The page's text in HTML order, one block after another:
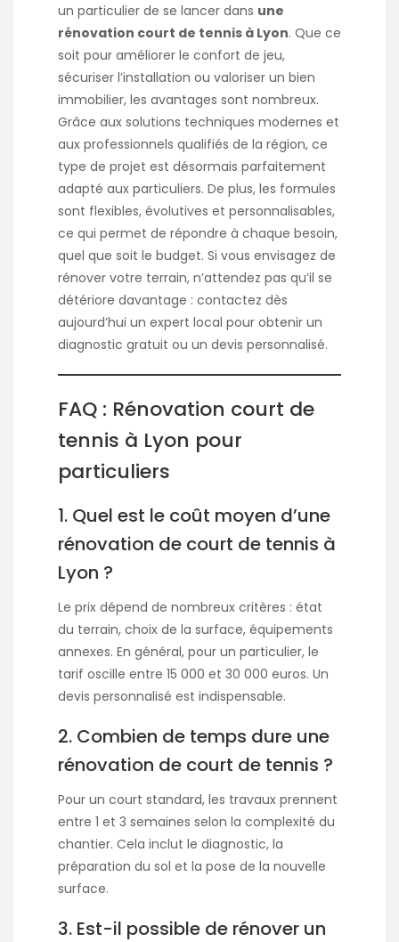
un particulier de se lancer dans une
rénovation court de tennis à Lyon. Que ce
soit pour améliorer le confort de jeu,
sécuriser l’installation ou valoriser un bien
immobilier, les avantages sont nombreux.
Grâce aux solutions techniques modernes et
aux professionnels qualifiés de la région, ce
type de projet est désormais parfaitement
adapté aux particuliers. De plus, les formules
sont flexibles, évolutives et personnalisables,
ce qui permet de répondre à chaque besoin,
quel que soit le budget. Si vous envisagez de
rénover votre terrain, n’attendez pas qu’il se
détériore davantage : contactez dès
aujourd’hui un expert local pour obtenir un
diagnostic gratuit ou un devis personnalisé.
FAQ : Rénovation court de
tennis à Lyon pour
particuliers
1. Quel est le coût moyen d’une
rénovation de court de tennis à
Lyon ?
Le prix dépend de nombreux critères : état
du terrain, choix de la surface, équipements
annexes. En général, pour un particulier, le
tarif oscille entre 15 000 et 30 000 euros. Un
devis personnalisé est indispensable.
2. Combien de temps dure une
rénovation de court de tennis ?
Pour un court standard, les travaux prennent
entre 1 et 3 semaines selon la complexité du
chantier. Cela inclut le diagnostic, la
préparation du sol et la pose de la nouvelle
surface.
3. Est-il possible de rénover un